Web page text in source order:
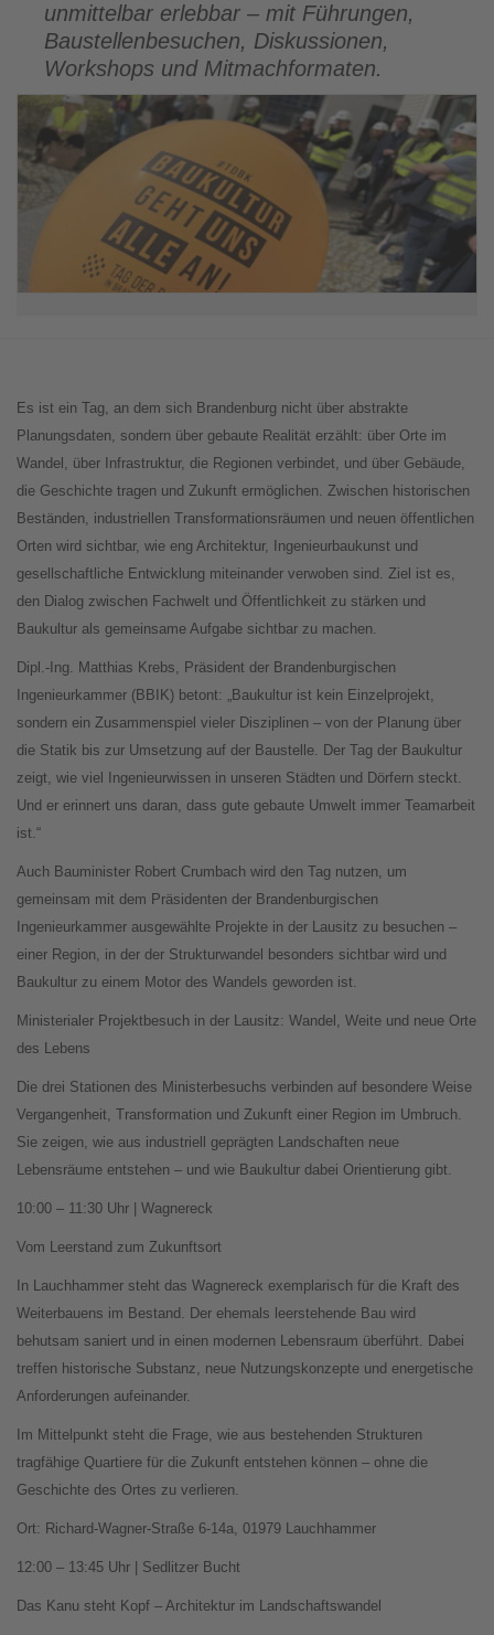
unmittelbar erlebbar – mit Führungen,
Baustellenbesuchen, Diskussionen,
Workshops und Mitmachformaten.
Es ist ein Tag, an dem sich Brandenburg nicht über abstrakte
Planungsdaten, sondern über gebaute Realität erzählt: über Orte im
Wandel, über Infrastruktur, die Regionen verbindet, und über Gebäude,
die Geschichte tragen und Zukunft ermöglichen. Zwischen historischen
Beständen, industriellen Transformationsräumen und neuen öffentlichen
Orten wird sichtbar, wie eng Architektur, Ingenieurbaukunst und
gesellschaftliche Entwicklung miteinander verwoben sind. Ziel ist es,
den Dialog zwischen Fachwelt und Öffentlichkeit zu stärken und
Baukultur als gemeinsame Aufgabe sichtbar zu machen.
Dipl.-Ing. Matthias Krebs, Präsident der Brandenburgischen
Ingenieurkammer (BBIK) betont: „Baukultur ist kein Einzelprojekt,
sondern ein Zusammenspiel vieler Disziplinen – von der Planung über
die Statik bis zur Umsetzung auf der Baustelle. Der Tag der Baukultur
zeigt, wie viel Ingenieurwissen in unseren Städten und Dörfern steckt.
Und er erinnert uns daran, dass gute gebaute Umwelt immer Teamarbeit
ist.“
Auch Bauminister Robert Crumbach wird den Tag nutzen, um
gemeinsam mit dem Präsidenten der Brandenburgischen
Ingenieurkammer ausgewählte Projekte in der Lausitz zu besuchen –
einer Region, in der der Strukturwandel besonders sichtbar wird und
Baukultur zu einem Motor des Wandels geworden ist.
Ministerialer Projektbesuch in der Lausitz: Wandel, Weite und neue Orte
des Lebens
Die drei Stationen des Ministerbesuchs verbinden auf besondere Weise
Vergangenheit, Transformation und Zukunft einer Region im Umbruch.
Sie zeigen, wie aus industriell geprägten Landschaften neue
Lebensräume entstehen – und wie Baukultur dabei Orientierung gibt.
10:00 – 11:30 Uhr | Wagnereck
Vom Leerstand zum Zukunftsort
In Lauchhammer steht das Wagnereck exemplarisch für die Kraft des
Weiterbauens im Bestand. Der ehemals leerstehende Bau wird
behutsam saniert und in einen modernen Lebensraum überführt. Dabei
treffen historische Substanz, neue Nutzungskonzepte und energetische
Anforderungen aufeinander.
Im Mittelpunkt steht die Frage, wie aus bestehenden Strukturen
tragfähige Quartiere für die Zukunft entstehen können – ohne die
Geschichte des Ortes zu verlieren.
Ort: Richard-Wagner-Straße 6-14a, 01979 Lauchhammer
12:00 – 13:45 Uhr | Sedlitzer Bucht
Das Kanu steht Kopf – Architektur im Landschaftswandel